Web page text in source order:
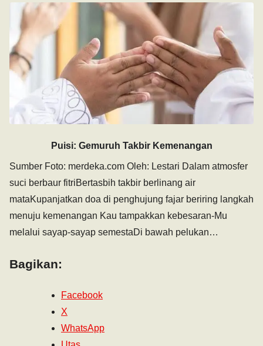
Puisi: Gemuruh Takbir Kemenangan
Sumber Foto: merdeka.com Oleh: Lestari Dalam atmosfer
suci berbaur fitriBertasbih takbir berlinang air
mataKupanjatkan doa di penghujung fajar beriring langkah
menuju kemenangan Kau tampakkan kebesaran-Mu
melalui sayap-sayap semestaDi bawah pelukan…
Bagikan:
Facebook
X
WhatsApp